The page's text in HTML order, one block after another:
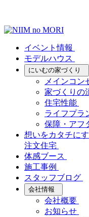
イベント情報
モデルハウス
にいむの家づくり
メインコン
家づくりの
住宅性能
ライフプラ
保障・アフ
想いをカタチに
注文住宅
体感ブース
施工事例
スタッフブログ
会社情報
会社概要
お知らせ